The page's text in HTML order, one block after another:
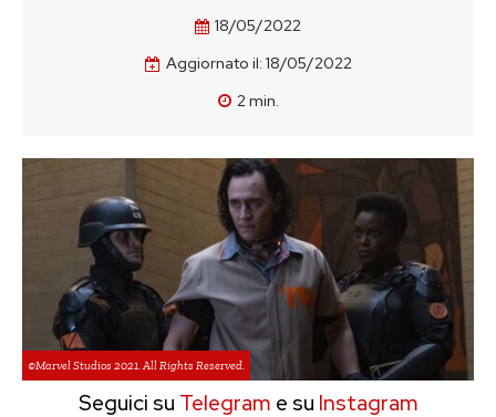
18/05/2022
Aggiornato il: 18/05/2022
2min.
©Marvel Studios 2021. All Rights Reserved.
Seguici su Telegram e su Instagram